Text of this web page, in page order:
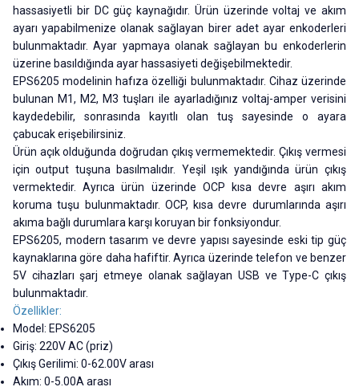
hassasiyetli bir DC güç kaynağıdır. Ürün üzerinde voltaj ve akım
ayarı yapabilmenize olanak sağlayan birer adet ayar enkoderleri
bulunmaktadır. Ayar yapmaya olanak sağlayan bu enkoderlerin
üzerine basıldığında ayar hassasiyeti değişebilmektedir.
EPS6205 modelinin hafıza özelliği bulunmaktadır. Cihaz üzerinde
bulunan M1, M2, M3 tuşları ile ayarladığınız voltaj-amper verisini
kaydedebilir, sonrasında kayıtlı olan tuş sayesinde o ayara
çabucak erişebilirsiniz.
Ürün açık olduğunda doğrudan çıkış vermemektedir. Çıkış vermesi
için output tuşuna basılmalıdır. Yeşil ışık yandığında ürün çıkış
vermektedir. Ayrıca ürün üzerinde OCP kısa devre aşırı akım
koruma tuşu bulunmaktadır. OCP, kısa devre durumlarında aşırı
akıma bağlı durumlara karşı koruyan bir fonksiyondur.
EPS6205, modern tasarım ve devre yapısı sayesinde eski tip güç
kaynaklarına göre daha hafiftir. Ayrıca üzerinde telefon ve benzer
5V cihazları şarj etmeye olanak sağlayan USB ve Type-C çıkış
bulunmaktadır.
Özellikler:
Model: EPS6205
Giriş: 220V AC (priz)
Çıkış Gerilimi: 0-62.00V arası
Akım: 0-5.00A arası